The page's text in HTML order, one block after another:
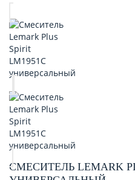
СМЕСИТЕЛЬ LEMARK